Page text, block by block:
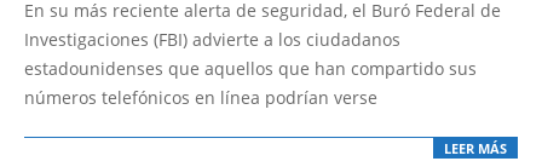
06
En su más reciente alerta de seguridad, el Buró Federal de
Investigaciones (FBI) advierte a los ciudadanos
estadounidenses que aquellos que han compartido sus
números telefónicos en línea podrían verse
LEER MÁS